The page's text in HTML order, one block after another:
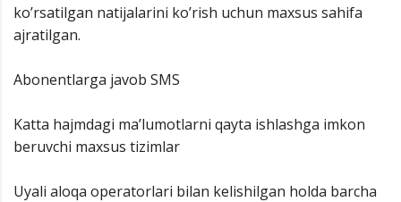
ko’rsatilgan natijalarini ko’rish uchun maxsus sahifa
ajratilgan.
Abonentlarga javob SMS
Katta hajmdagi ma’lumotlarni qayta ishlashga imkon
beruvchi maxsus tizimlar
Uyali aloqa operatorlari bilan kelishilgan holda barcha